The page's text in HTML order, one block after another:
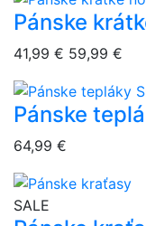
overlay bg
Pánske
41,99 € 59,99 €
overlay bg
Pánske
64,99 €
overlay bg
SALE